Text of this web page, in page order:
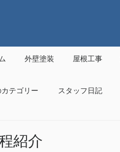
外壁塗装 屋根工事
テゴリー スタッフ日記
紹介